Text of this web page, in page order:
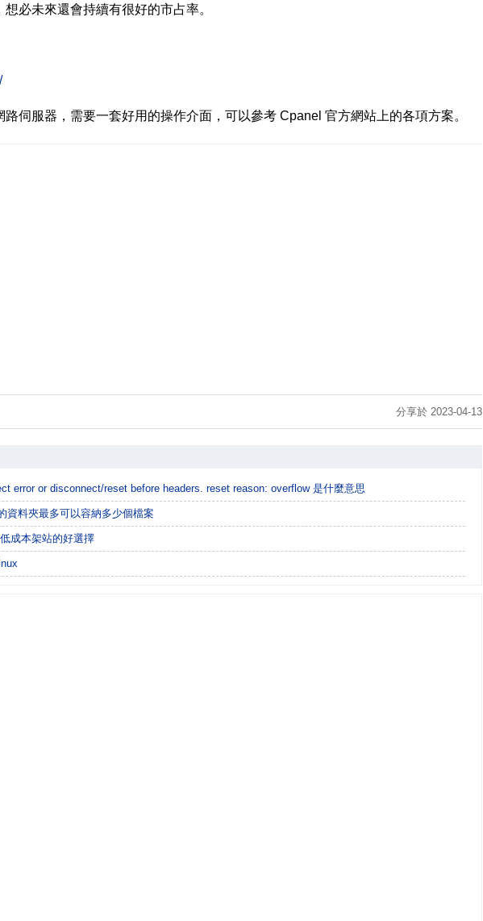
必未來還會持續有很好的市占率。
伺服器，需要一套好用的操作介面，可以參考 Cpanel 官方網站上的各項方案。
分享於 2023-04-13
error or disconnect/reset before headers. reset reason: overflow 是什麼意思
資料夾最多可以容納多少個檔案
成本架站的好選擇